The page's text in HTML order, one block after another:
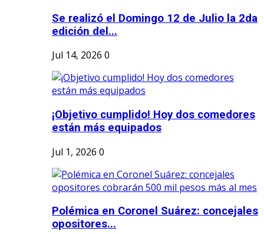
Se realizó el Domingo 12 de Julio la 2da
edición del...
Jul 14, 2026 0
¡Objetivo cumplido! Hoy dos comedores
están más equipados
Jul 1, 2026 0
Polémica en Coronel Suárez: concejales
opositores...